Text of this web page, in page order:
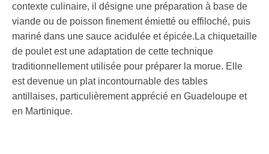
contexte culinaire, il désigne une préparation à base de
viande ou de poisson finement émietté ou effiloché, puis
mariné dans une sauce acidulée et épicée.La chiquetaille
de poulet est une adaptation de cette technique
traditionnellement utilisée pour préparer la morue. Elle
est devenue un plat incontournable des tables
antillaises, particulièrement apprécié en Guadeloupe et
en Martinique.